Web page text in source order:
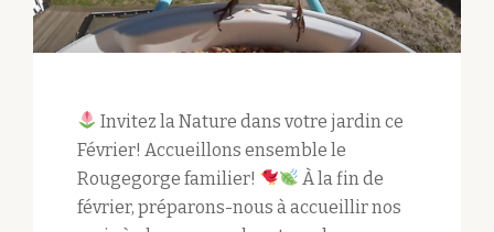
Invitez la Nature dans votre jardin ce
Février! Accueillons ensemble le
Rougegorge familier!
À la fin de
février, préparons-nous à accueillir nos